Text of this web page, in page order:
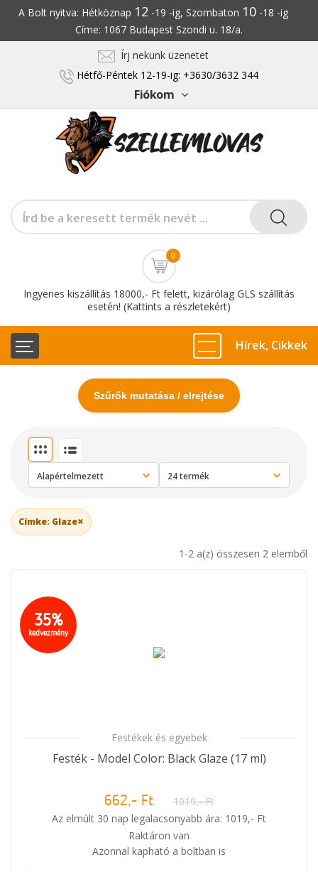
A Bolt nyitva: Hétköznap 12 -19 -ig, Szombaton 10 -18 -ig
Címe: 1067 Budapest Szondi u. 18/a.
Írj nekünk üzenetet
Hétfő-Péntek 12-19-ig: +3630/3632 344
Fiókom
0
Ingyenes kiszállítás 18000,- Ft felett, kizárólag GLS szállítás
esetén! (Kattints a részletekért)
Hírek, Cikkek
Szűrők mutatása / elrejtése
Címke: Glaze×
1-2 a(z) összesen 2 elemből
35%
kedvezmény
Festékek és egyebek
Festék - Model Color: Black Glaze (17 ml)
662,- Ft
1019,- Ft
Az elmúlt 30 nap legalacsonyabb ára: 1019,- Ft
Raktáron van
Azonnal kapható a boltban is